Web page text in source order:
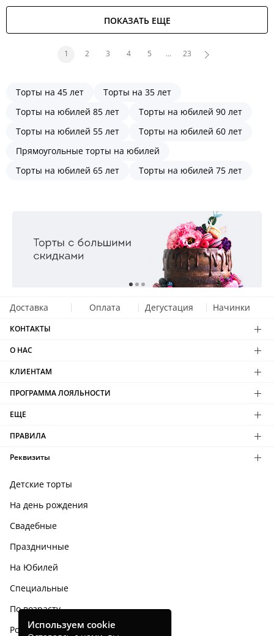
ПОКАЗАТЬ ЕЩЕ
1 2 3 4 5 … 23
Торты на 45 лет
Торты на 35 лет
Торты на юбилей 85 лет
Торты на юбилей 90 лет
Торты на юбилей 55 лет
Торты на юбилей 60 лет
Прямоугольные торты на юбилей
Торты на юбилей 65 лет
Торты на юбилей 75 лет
Доставка Оплата Дегустация Начинки
КОНТАКТЫ
О НАС
КЛИЕНТАМ
ПРОГРАММА ЛОЯЛЬНОСТИ
ЕЩЕ
ПРАВИЛА
Реквизиты
Детские торты
На день рождения
Свадебные
Праздничные
На Юбилей
Специальные
По возрасту
Родным и близким
Используем cookie